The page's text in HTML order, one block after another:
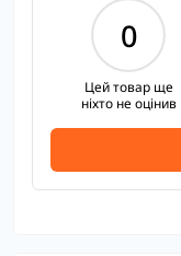
0
Цей товар ще
ніхто не оцінив